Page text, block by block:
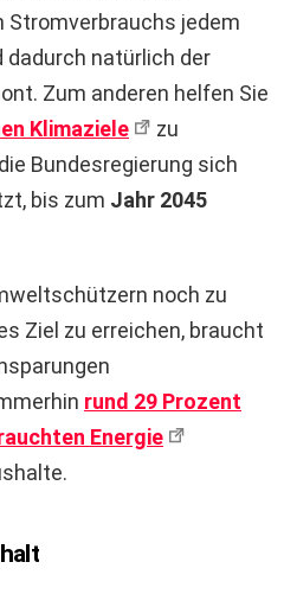
Stromverbrauchs jedem
dadurch natürlich der
Zum anderen helfen Sie
Klimaziele
zu
Bundesregierung sich
bis zum Jahr 2045
noch zu
Ziel zu erreichen, braucht
rund 29 Prozent
Energie